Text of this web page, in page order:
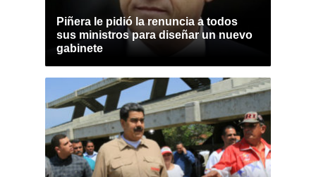
Piñera le pidió la renuncia a todos
sus ministros para diseñar un nuevo
gabinete